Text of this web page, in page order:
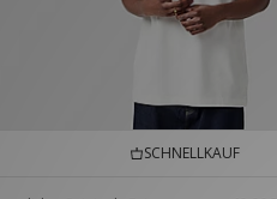
SCHNELLKAUF